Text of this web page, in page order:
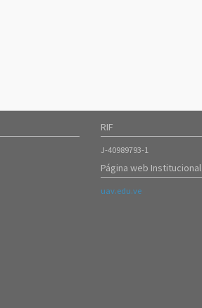
RIF
J-40989793-1
Página web Institucional
uav.edu.ve